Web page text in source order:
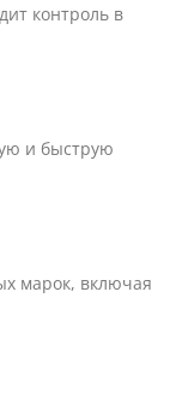
контроль в
и быструю
марок, включая